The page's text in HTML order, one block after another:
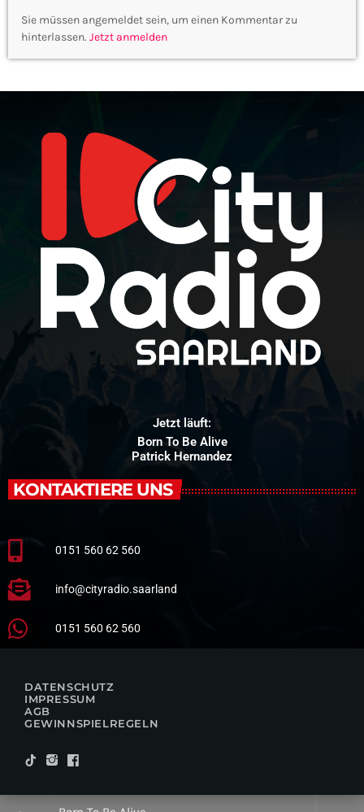
Sie müssen angemeldet sein, um einen Kommentar zu
hinterlassen. Jetzt anmelden
Jetzt läuft:
Born To Be Alive
Patrick Hernandez
KONTAKTIERE UNS
0151 560 62 560
info@cityradio.saarland
0151 560 62 560
DATENSCHUTZ
IMPRESSUM
AGB
GEWINNSPIELREGELN